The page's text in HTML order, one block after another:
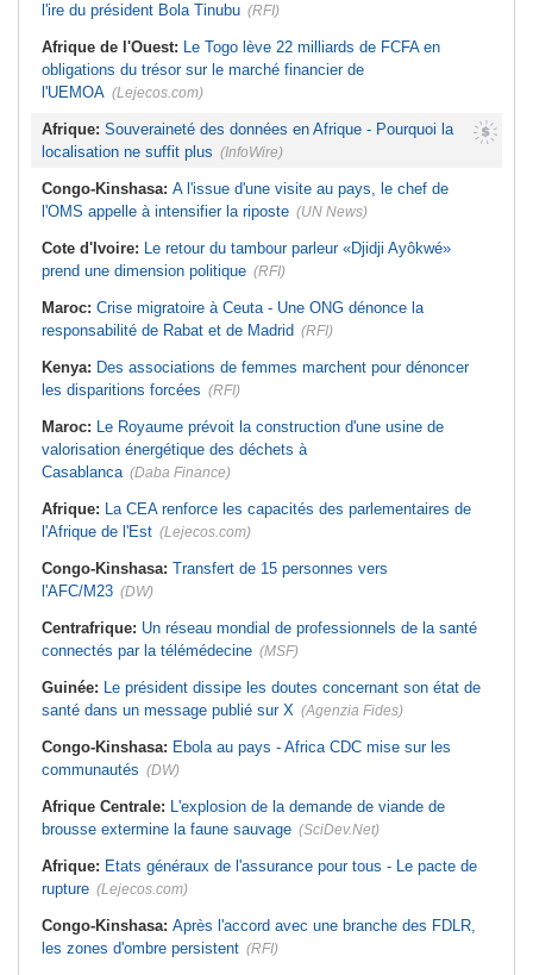
l'ire du président Bola Tinubu (RFI)
Afrique de l'Ouest: Le Togo lève 22 milliards de FCFA en
obligations du trésor sur le marché financier de
l'UEMOA (Lejecos.com)
Afrique: Souveraineté des données en Afrique - Pourquoi la
localisation ne suffit plus (InfoWire)
Congo-Kinshasa: A l'issue d'une visite au pays, le chef de
l'OMS appelle à intensifier la riposte (UN News)
Cote d'Ivoire: Le retour du tambour parleur «Djidji Ayôkwé»
prend une dimension politique (RFI)
Maroc: Crise migratoire à Ceuta - Une ONG dénonce la
responsabilité de Rabat et de Madrid (RFI)
Kenya: Des associations de femmes marchent pour dénoncer
les disparitions forcées (RFI)
Maroc: Le Royaume prévoit la construction d'une usine de
valorisation énergétique des déchets à
Casablanca (Daba Finance)
Afrique: La CEA renforce les capacités des parlementaires de
l'Afrique de l'Est (Lejecos.com)
Congo-Kinshasa: Transfert de 15 personnes vers
l'AFC/M23 (DW)
Centrafrique: Un réseau mondial de professionnels de la santé
connectés par la télémédecine (MSF)
Guinée: Le président dissipe les doutes concernant son état de
santé dans un message publié sur X (Agenzia Fides)
Congo-Kinshasa: Ebola au pays - Africa CDC mise sur les
communautés (DW)
Afrique Centrale: L'explosion de la demande de viande de
brousse extermine la faune sauvage (SciDev.Net)
Afrique: Etats généraux de l'assurance pour tous - Le pacte de
rupture (Lejecos.com)
Congo-Kinshasa: Après l'accord avec une branche des FDLR,
les zones d'ombre persistent (RFI)